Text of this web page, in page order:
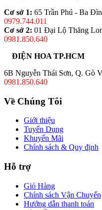
Cơ sở 1: 65 Trần Phú - Ba
0979.744.011
Cơ sở 2: 01 Đại Lộ Thăng
0981.850.640
ĐIỆN HOA TP.HCM
6B Nguyễn Thái Sơn, Q. Gò
0981.850.640
Về Chúng Tôi
Giới thiệu
Tuyển Dụng
Khuyến Mãi
Chính sách & Quy định
Hỗ trợ
Giỏ Hàng
Chính sách Vận Chuyển
Hướng dẫn thanh toán